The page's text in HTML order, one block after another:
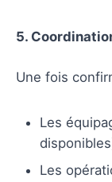
5.
Une fois
Les
Les